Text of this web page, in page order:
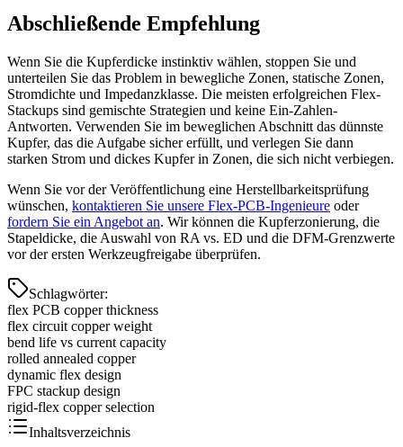
Abschließende Empfehlung
Wenn Sie die Kupferdicke instinktiv wählen, stoppen Sie und
unterteilen Sie das Problem in bewegliche Zonen, statische Zonen,
Stromdichte und Impedanzklasse. Die meisten erfolgreichen Flex-
Stackups sind gemischte Strategien und keine Ein-Zahlen-
Antworten. Verwenden Sie im beweglichen Abschnitt das dünnste
Kupfer, das die Aufgabe sicher erfüllt, und verlegen Sie dann
starken Strom und dickes Kupfer in Zonen, die sich nicht verbiegen.
Wenn Sie vor der Veröffentlichung eine Herstellbarkeitsprüfung
wünschen, kontaktieren Sie unsere Flex-PCB-Ingenieure oder
fordern Sie ein Angebot an. Wir können die Kupferzonierung, die
Stapeldicke, die Auswahl von RA vs. ED und die DFM-Grenzwerte
vor der ersten Werkzeugfreigabe überprüfen.
Schlagwörter:
flex PCB copper thickness
flex circuit copper weight
bend life vs current capacity
rolled annealed copper
dynamic flex design
FPC stackup design
rigid-flex copper selection
Inhaltsverzeichnis